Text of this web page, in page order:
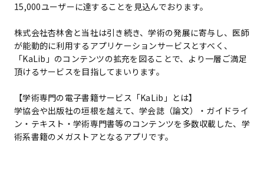
15,000ユーザーに達することを見込んでおります。
株式会社杏林舍と当社は引き続き、学術の発展に寄与し、医師
が能動的に利用するアプリケーションサービスとすべく、
「KaLib」のコンテンツの拡充を図ることで、より一層ご満足
頂けるサービスを目指してまいります。
【学術専門の電子書籍サービス「KaLib」とは】
学協会や出版社の垣根を越えて、学会誌（論文）・ガイドライ
ン・テキスト・学術専門書等のコンテンツを多数収載した、学
術系書籍のメガストアとなるアプリです。